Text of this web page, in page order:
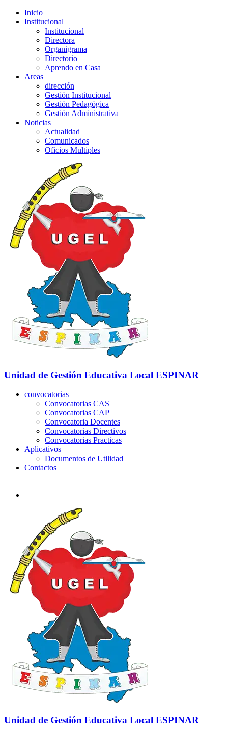
Inicio
Institucional
Institucional
Directora
Organigrama
Directorio
Aprendo en Casa
Areas
dirección
Gestión Institucional
Gestión Pedagógica
Gestión Administrativa
Noticias
Actualidad
Comunicados
Oficios Multiples
Unidad de Gestión Educativa Local ESPINAR
convocatorias
Convocatorias CAS
Convocatorias CAP
Convocatoria Docentes
Convocatorias Directivos
Convocatorias Practicas
Aplicativos
Documentos de Utilidad
Contactos
Unidad de Gestión Educativa Local ESPINAR